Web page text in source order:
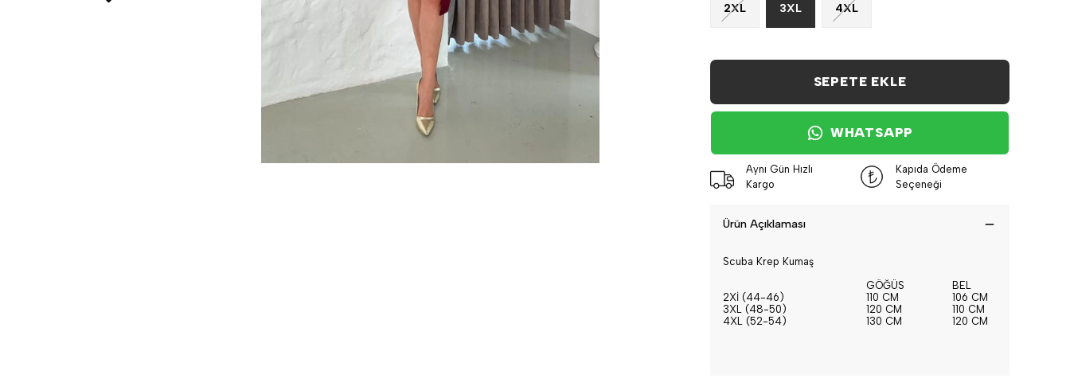
2XL 3XL 4XL
SEPETE EKLE
WHATSAPP
Aynı Gün Hızlı
Kargo
Kapıda Ödeme
Seçeneği
Ürün Açıklaması
Scuba Krep Kumaş
GÖĞÜS
BEL
2Xİ (44-46)
110 CM 106 CM
3XL (48-50)
120 CM 110 CM
4XL (52-54)
130 CM 120 CM